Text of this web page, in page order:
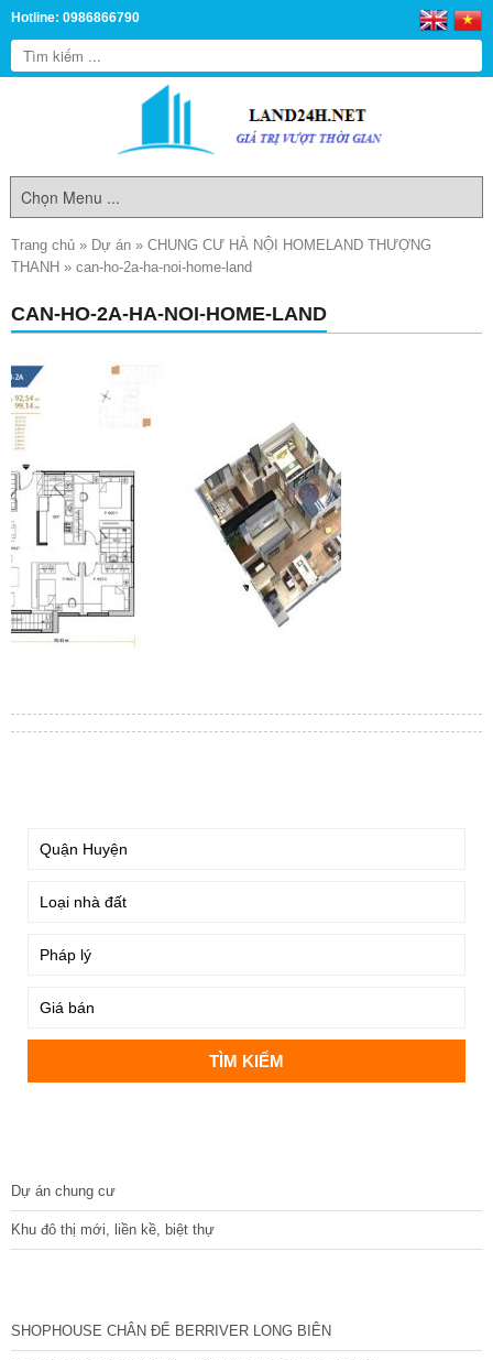
Hotline: 0986866790
Trang chủ » Dự án » CHUNG CƯ HÀ NỘI HOMELAND THƯỢNG
THANH » can-ho-2a-ha-noi-home-land
CAN-HO-2A-HA-NOI-HOME-LAND
Dự án chung cư
Khu đô thị mới, liền kề, biệt thự
SHOPHOUSE CHÂN ĐẾ BERRIVER LONG BIÊN